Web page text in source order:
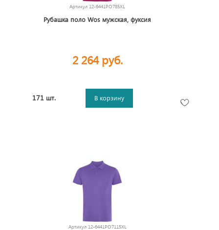
Артикул 12-6441PO785XL
Рубашка поло Wos мужская, фуксия
2 264 руб.
171 шт. В корзину
Артикул 12-6441PO7115XL